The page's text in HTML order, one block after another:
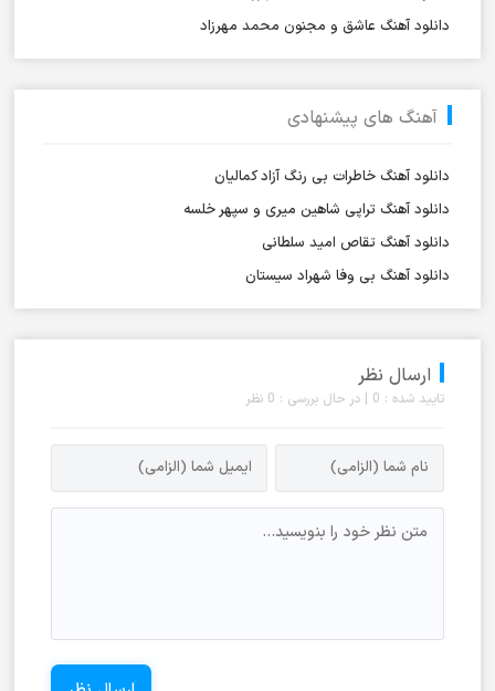
دانلود آهنگ عاشق و مجنون محمد مهرزاد
آهنگ های پیشنهادی
دانلود آهنگ خاطرات بی رنگ آزاد کمالیان
دانلود آهنگ تراپی شاهین میری و سپهر خلسه
دانلود آهنگ تقاص امید سلطانی
دانلود آهنگ بی وفا شهراد سیستان
ارسال نظر
تایید شده : 0 | در حال بررسی : 0 نظر